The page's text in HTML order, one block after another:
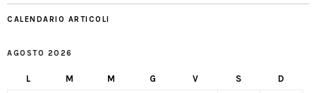
CALENDARIO ARTICOLI
AGOSTO 2026
L M M G V S D